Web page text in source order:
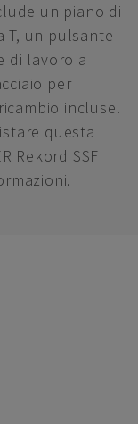
un piano di
T, un pulsante
di lavoro a
per
incluse.
questa
Rekord SSF